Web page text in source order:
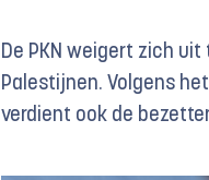
De PKN weigert zich
Palestijnen. Volgens
verdient ook de